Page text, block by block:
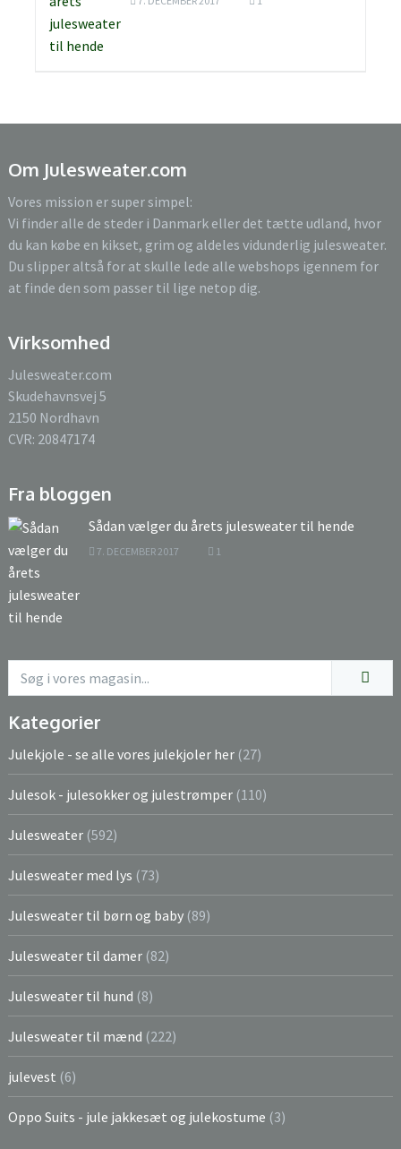
Om Julesweater.com
Vores mission er super simpel:
Vi finder alle de steder i Danmark eller det tætte udland, hvor
du kan købe en kikset, grim og aldeles vidunderlig julesweater.
Du slipper altså for at skulle lede alle webshops igennem for
at finde den som passer til lige netop dig.
Virksomhed
Julesweater.com
Skudehavnsvej 5
2150 Nordhavn
CVR: 20847174
Fra bloggen
Sådan vælger du årets julesweater til hende
7. DECEMBER 2017 1
Kategorier
Julekjole - se alle vores julekjoler her (27)
Julesok - julesokker og julestrømper (110)
Julesweater (592)
Julesweater med lys (73)
Julesweater til børn og baby (89)
Julesweater til damer (82)
Julesweater til hund (8)
Julesweater til mænd (222)
julevest (6)
Oppo Suits - jule jakkesæt og julekostume (3)